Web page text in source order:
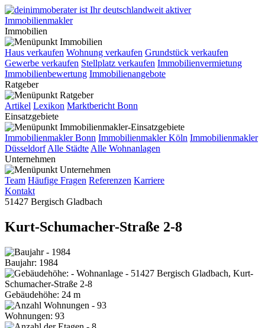
Immobilien
Haus verkaufen Wohnung verkaufen Grundstück verkaufen
Gewerbe verkaufen Stellplatz verkaufen Immobilienvermietung
Immobilienbewertung Immobilienangebote
Ratgeber
Artikel Lexikon Marktbericht Bonn
Einsatzgebiete
Immobilienmakler Bonn Immobilienmakler Köln Immobilienmakler
Düsseldorf Alle Städte Alle Wohnanlagen
Unternehmen
Team Häufige Fragen Referenzen Karriere
Kontakt
51427 Bergisch Gladbach
Kurt-Schumacher-Straße 2-8
Baujahr: 1984
Gebäudehöhe: 24 m
Wohnungen: 93